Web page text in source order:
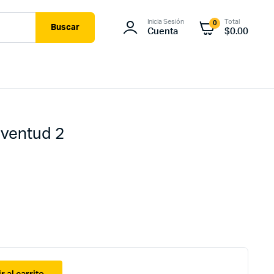
Buscar
Inicia Sesión
Cuenta
0 Total
$0.00
2